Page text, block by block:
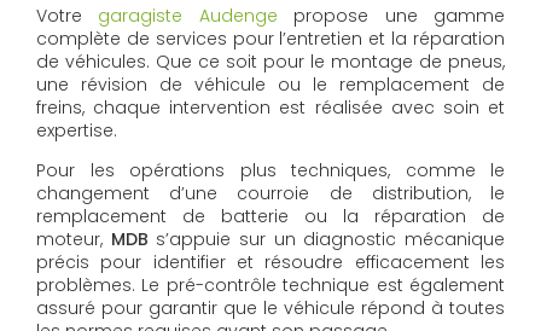
Votre garagiste Audenge propose une gamme
complète de services pour l’entretien et la réparation
de véhicules. Que ce soit pour le montage de pneus,
une révision de véhicule ou le remplacement de
freins, chaque intervention est réalisée avec soin et
expertise.
Pour les opérations plus techniques, comme le
changement d’une courroie de distribution, le
remplacement de batterie ou la réparation de
moteur, MDB s’appuie sur un diagnostic mécanique
précis pour identifier et résoudre efficacement les
problèmes. Le pré-contrôle technique est également
assuré pour garantir que le véhicule répond à toutes